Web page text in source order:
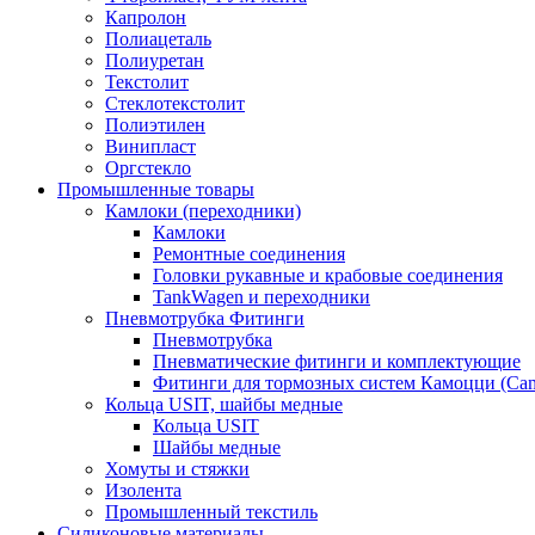
Капролон
Полиацеталь
Полиуретан
Текстолит
Стеклотекстолит
Полиэтилен
Винипласт
Оргстекло
Промышленные товары
Камлоки (переходники)
Камлоки
Ремонтные соединения
Головки рукавные и крабовые соединения
TankWagen и переходники
Пневмотрубка Фитинги
Пневмотрубка
Пневматические фитинги и комплектующие
Фитинги для тормозных систем Камоцци
Кольца USIT, шайбы медные
Кольца USIT
Шайбы медные
Хомуты и стяжки
Изолента
Промышленный текстиль